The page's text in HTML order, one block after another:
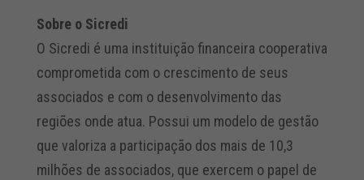
Sobre o Sicredi
O Sicredi é uma instituição financeira cooperativa
comprometida com o crescimento de seus
associados e com o desenvolvimento das
regiões onde atua. Possui um modelo de gestão
que valoriza a participação dos mais de 10,3
milhões de associados, que exercem o papel de